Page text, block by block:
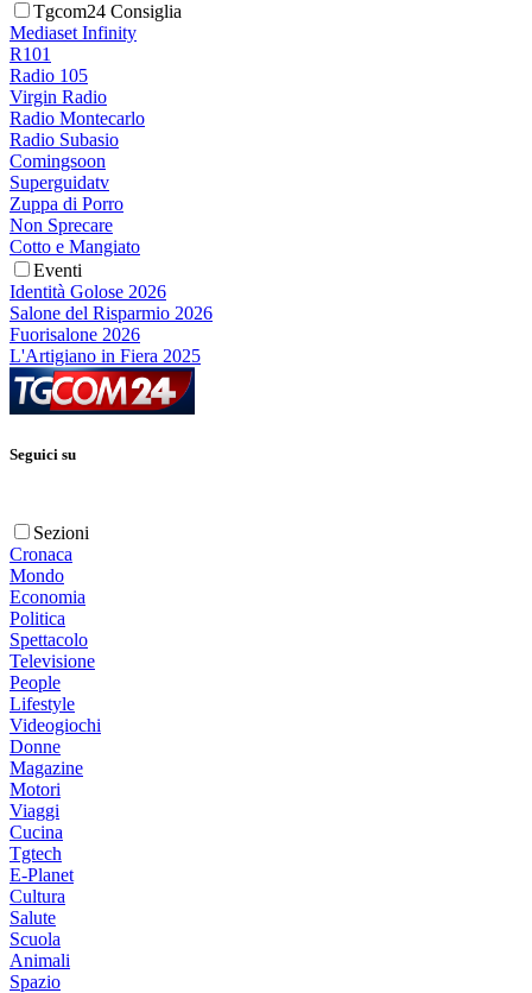
Tgcom24 Consiglia
Mediaset Infinity
R101
Radio 105
Virgin Radio
Radio Montecarlo
Radio Subasio
Comingsoon
Superguidatv
Zuppa di Porro
Non Sprecare
Cotto e Mangiato
Eventi
Identità Golose 2026
Salone del Risparmio 2026
Fuorisalone 2026
L'Artigiano in Fiera 2025
Seguici su
Sezioni
Cronaca
Mondo
Economia
Politica
Spettacolo
Televisione
People
Lifestyle
Videogiochi
Donne
Magazine
Motori
Viaggi
Cucina
Tgtech
E-Planet
Cultura
Salute
Scuola
Animali
Spazio